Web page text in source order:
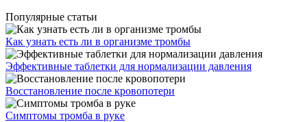
Популярные статьи
Как узнать есть ли в организме тромбы
Эффективные таблетки для нормализации давления
Восстановление после кровопотери
Симптомы тромба в руке